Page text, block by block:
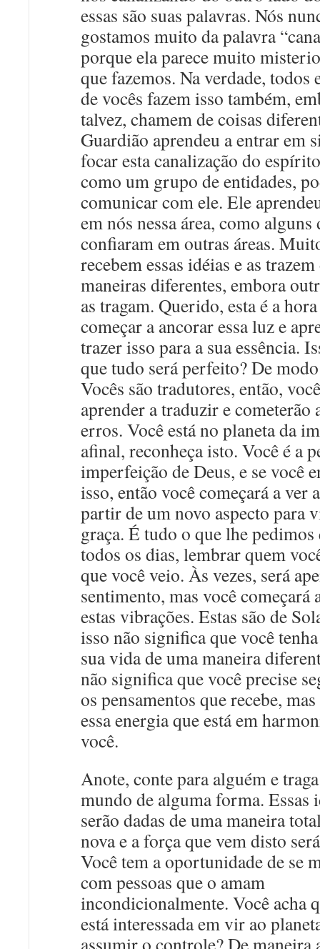
essas são suas palavras. Nós
gostamos muito da palavra
porque ela parece muito
que fazemos. Na verdade, todos
de vocês fazem isso também,
talvez, chamem de coisas
Guardião aprendeu a entrar em
focar esta canalização do
como um grupo de entidades,
comunicar com ele. Ele
em nós nessa área, como alguns
confiaram em outras áreas.
recebem essas idéias e as trazem
maneiras diferentes, embora
as tragam. Querido, esta é a
começar a ancorar essa luz e
trazer isso para a sua essência.
que tudo será perfeito? De
Vocês são tradutores, então,
aprender a traduzir e cometerão
erros. Você está no planeta da
afinal, reconheça isto. Você é a
imperfeição de Deus, e se você
isso, então você começará a ver
partir de um novo aspecto para
graça. É tudo o que lhe pedimos
todos os dias, lembrar quem
que você veio. Às vezes, será
sentimento, mas você começará
estas vibrações. Estas são de
isso não significa que você
sua vida de uma maneira
não significa que você precise
os pensamentos que recebe,
essa energia que está em
você.
Anote, conte para alguém e
mundo de alguma forma. Essas
serão dadas de uma maneira
nova e a força que vem disto
Você tem a oportunidade de se
com pessoas que o amam
incondicionalmente. Você acha
está interessada em vir ao
assumir o controle? De maneira